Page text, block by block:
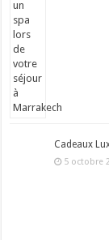
Cadeaux
5 octobre